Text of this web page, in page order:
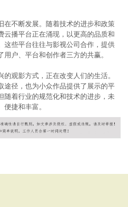
在不断发展。随着技术的进步和政策
云播平台正在涌现，以更高的品质和
这些平台往往与影视公司合作，提供
户、平台和创作者三方的共赢。
观影方式，正在改变人们的生活。
途径，也为小众作品提供了展示的平
随着行业的规范化和技术的进步，未
捷和丰富。